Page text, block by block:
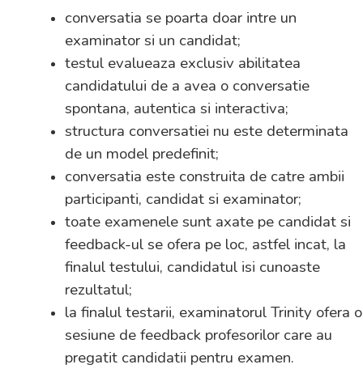
conversatia se poarta doar intre un
examinator si un candidat;
testul evalueaza exclusiv abilitatea
candidatului de a avea o conversatie
spontana, autentica si interactiva;
structura conversatiei nu este determinata
de un model predefinit;
conversatia este construita de catre ambii
participanti, candidat si examinator;
toate examenele sunt axate pe candidat si
feedback-ul se ofera pe loc, astfel incat, la
finalul testului, candidatul isi cunoaste
rezultatul;
la finalul testarii, examinatorul Trinity ofera o
sesiune de feedback profesorilor care au
pregatit candidatii pentru examen.